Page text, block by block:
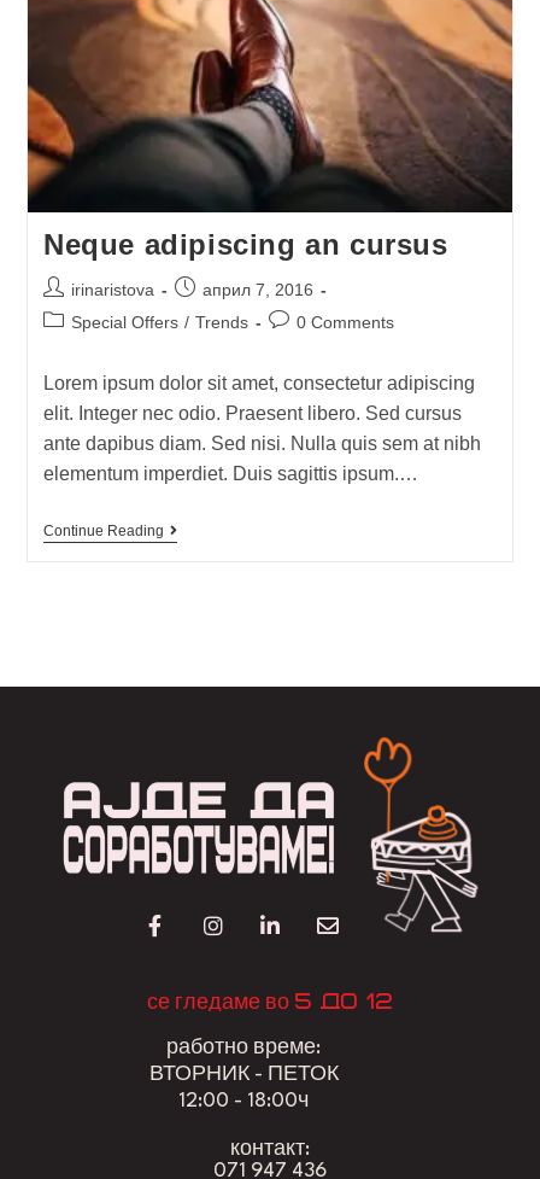
Neque adipiscing an cursus
irinaristova
април 7, 2016
Special Offers / Trends 0 Comments
Lorem ipsum dolor sit amet, consectetur adipiscing
elit. Integer nec odio. Praesent libero. Sed cursus
ante dapibus diam. Sed nisi. Nulla quis sem at nibh
elementum imperdiet. Duis sagittis ipsum.…
Continue Reading
се гледаме во 5 до 12
работно време:
ВТОРНИК - ПЕТОК
12:00 - 18:00ч
контакт:
071 947 436